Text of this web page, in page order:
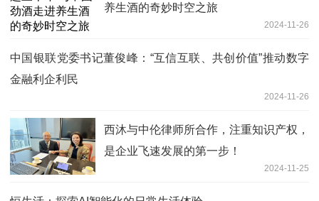
养生酒的奇妙时空之旅
2024-11-26
中国银联党委书记董俊峰：“互信互联、共创价值”推动数字
金融利企利民
2024-11-26
西沐与中伦律师所合作，注重知识产权，
是企业飞速发展的第一步！
2024-11-25